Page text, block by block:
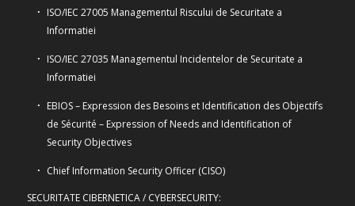
ISO/IEC 27005 Managementul Riscului de Securitate a
Informatiei
ISO/IEC 27035 Managementul Incidentelor de Securitate a
Informatiei
EBIOS – Expression des Besoins et Identification des Objectifs
de Sécurité – Expression of Needs and Identification of
Security Objectives
Chief Information Security Officer (CISO)
SECURITATE CIBERNETICA / CYBERSECURITY: